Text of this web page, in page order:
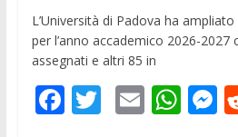
L’Università di Padova ha
per l’anno accademico 2026-2027
assegnati e altri 85 in
F T E W